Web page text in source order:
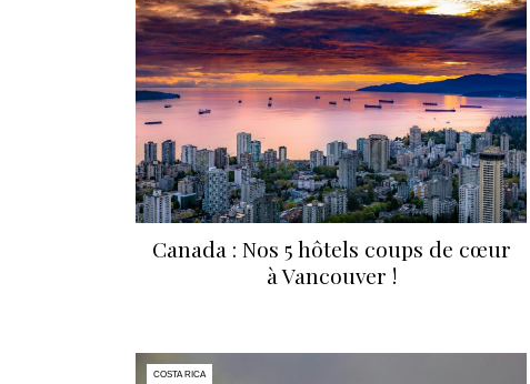
Canada : Nos 5 hôtels coups de cœur
à Vancouver !
COSTA RICA